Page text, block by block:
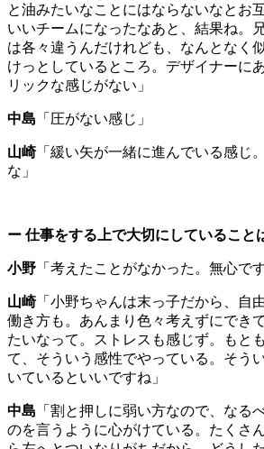
と油みたいなことにはならないなとお
いいチームになったなあと、結果ね。
は各々違うんだけれども、なんとなく
けっとしているところ。デザイナーに
リックな感じがない」
中島 「圧がない感じ」
山崎「緩い矢が一緒に進んでいる感じ
な」
ー 仕事をする上で大切にしていること
小野 「考えたことがなかった。無心で
山崎「小野ちゃんは末っ子だから、自
働き方も。あんまり色々考えずにでき
たいなって。ストレスも感じず。もと
て、そういう感性でやっている。そう
いているといいですね」
中島 「割と押しに弱い方なので、なる
のを言うように心がけている。たくさ